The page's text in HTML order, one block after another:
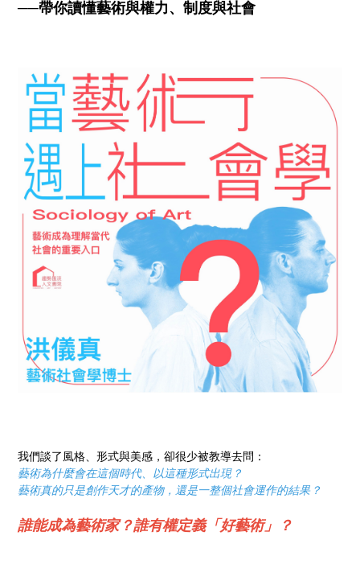
──帶你讀懂藝術與權力、制度與社會
我們談了風格、形式與美感，卻很少被教導去問：
藝術為什麼會在這個時代、以這種形式出現？
藝術真的只是創作天才的產物，還是一整個社會運作的結果？
誰能成為藝術家？誰有權定義「好藝術」？